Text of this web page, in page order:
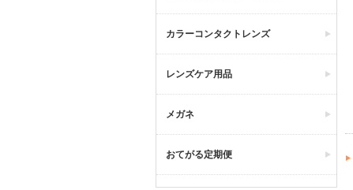
カラーコンタクトレンズ
レンズケア用品
メガネ
おてがる定期便